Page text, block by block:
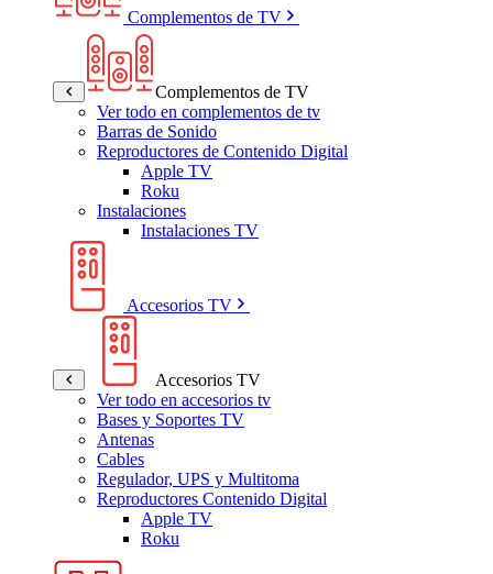
Complementos de TV
Complementos de TV
Ver todo en complementos de tv
Barras de Sonido
Reproductores de Contenido Digital
Apple TV
Roku
Instalaciones
Instalaciones TV
Accesorios TV
Accesorios TV
Ver todo en accesorios tv
Bases y Soportes TV
Antenas
Cables
Regulador, UPS y Multitoma
Reproductores Contenido Digital
Apple TV
Roku